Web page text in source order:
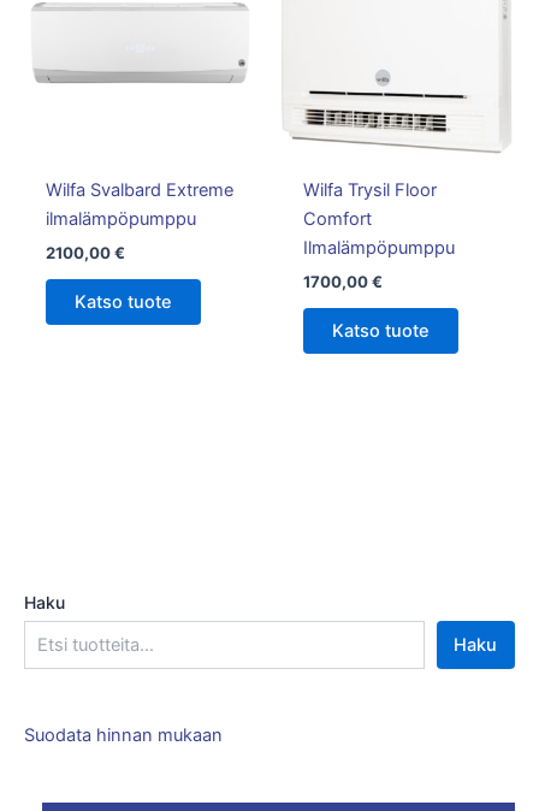
Haku
Haku
Suodata hinnan mukaan
Wilfa Svalbard Extreme
ilmalämpöpumppu
2100,00€
Katso tuote
Wilfa Trysil Floor
Comfort
Ilmalämpöpumppu
1700,00€
Katso tuote